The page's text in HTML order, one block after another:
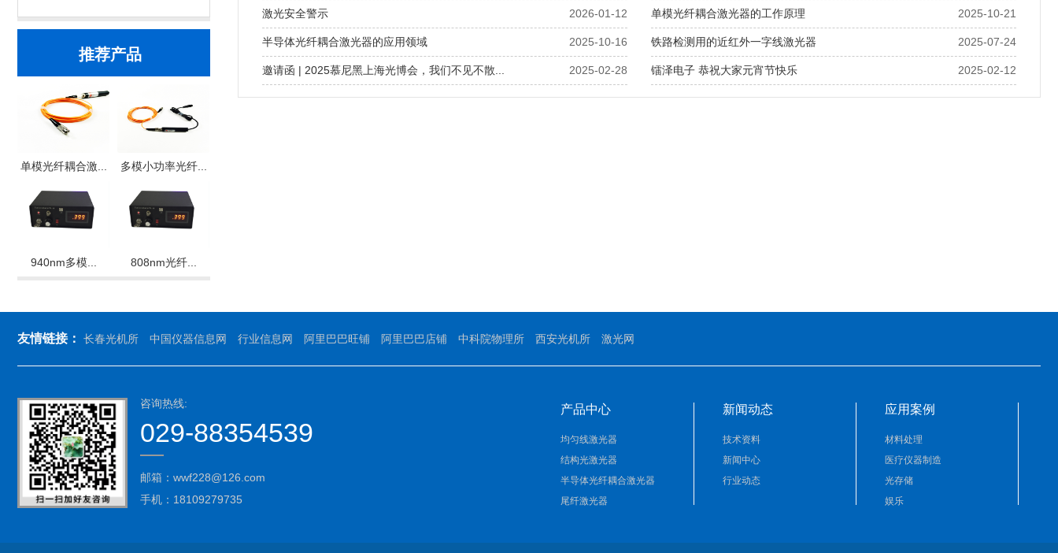
推荐产品
单模光纤耦合激... 多模小功率光纤...
940nm多模... 808nm光纤...
2026-01-12
激光安全警示 2025-10-21
单模光纤耦合激光器的工作原理
2025-10-16
半导体光纤耦合激光器的应用领域 2025-07-24
铁路检测用的近红外一字线激光器
2025-02-28
邀请函 | 2025慕尼黑上海光博会，我们不见不散... 2025-02-12
镭泽电子 恭祝大家元宵节快乐
友情链接： 长春光机所 中国仪器信息网 行业信息网 阿里巴巴旺铺 阿里巴巴店铺 中科院物理所 西安光机所 激光网
咨询热线:
029-88354539
邮箱：wwf228@126.com‬
手机：18109279735
产品中心
均匀线激光器
结构光激光器
半导体光纤耦合激光器
尾纤激光器
新闻动态
技术资料
新闻中心
行业动态
应用案例
材料处理
医疗仪器制造
光存储
娱乐